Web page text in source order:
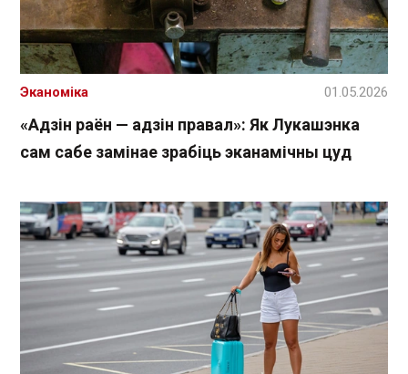
«Адзін раён — адзін правал»: Як Лукашэнка
сам сабе замінае зрабіць эканамічны цуд
Эканоміка 01.05.2026